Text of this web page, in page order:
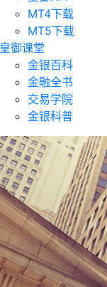
MT4下载
MT5下载
皇御课堂
金银百科
金融全书
交易学院
金银科普